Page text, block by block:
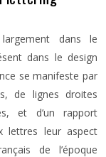
dans le
dans le design
se manifeste par
de lignes droites
et d’un rapport
lettres leur aspect
de l’époque